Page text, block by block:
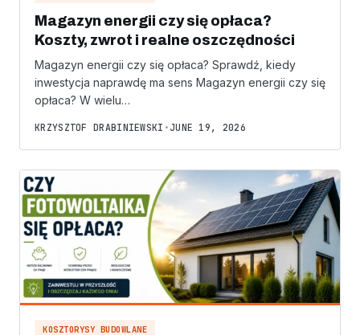
Magazyn energii czy się opłaca?
Koszty, zwrot i realne oszczędności
Magazyn energii czy się opłaca? Sprawdź, kiedy
inwestycja naprawdę ma sens Magazyn energii czy się
opłaca? W wielu…
KRZYSZTOF DRABINIEWSKI • JUNE 19, 2026
KOSZTORYSY BUDOWLANE